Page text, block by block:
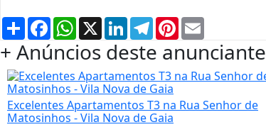
PartilharFacebookWhatsApp
X LinkedInTelegram
Pinterest
+ Anúncios deste anunciante
Excelentes Apartamentos T3 na Rua Senhor de
Matosinhos - Vila Nova de Gaia